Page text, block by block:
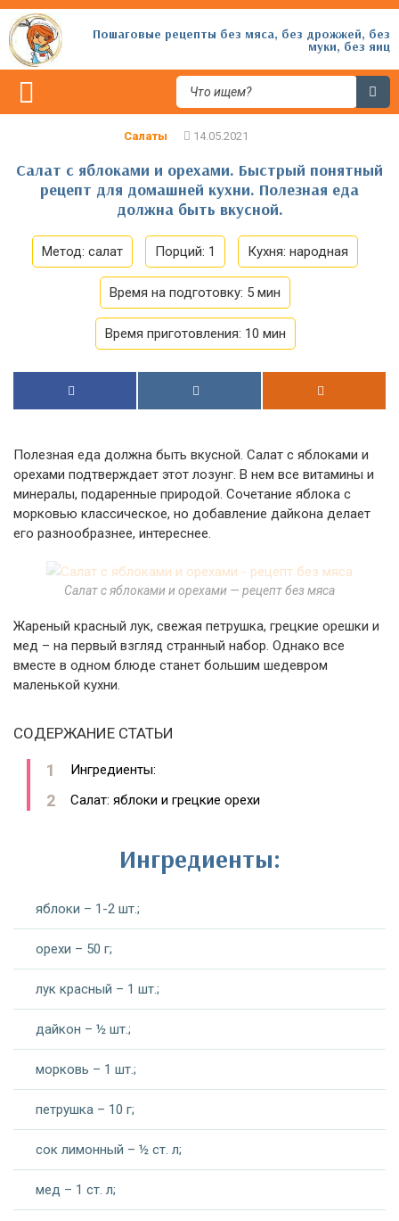
Пошаговые рецепты без мяса, без дрожжей, без
муки, без яиц
Салаты
Салат с яблоками и орехами. Быстрый понятный
рецепт для домашней кухни. Полезная еда
должна быть вкусной.
Метод: салат Порций: 1 Кухня: народная
Время на подготовку: 5 мин
Время приготовления: 10 мин
Полезная еда должна быть вкусной. Салат с яблоками и
орехами подтверждает этот лозунг. В нем все витамины и
минералы, подаренные природой. Сочетание яблока с
морковью классическое, но добавление дайкона делает
его разнообразнее, интереснее.
Салат с яблоками и орехами — рецепт без мяса
Жареный красный лук, свежая петрушка, грецкие орешки и
мед – на первый взгляд странный набор. Однако все
вместе в одном блюде станет большим шедевром
маленькой кухни.
СОДЕРЖАНИЕ СТАТЬИ
Ингредиенты:
Салат: яблоки и грецкие орехи
Ингредиенты:
яблоки – 1-2 шт.;
орехи – 50 г;
лук красный – 1 шт.;
дайкон – ½ шт.;
морковь – 1 шт.;
петрушка – 10 г;
сок лимонный – ½ ст. л;
мед – 1 ст. л;